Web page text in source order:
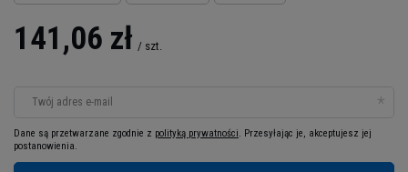
141,06 zł / szt.
Twój adres e-mail
Dane są przetwarzane zgodnie z polityką prywatności. Przesyłając je, akceptujesz jej
postanowienia.